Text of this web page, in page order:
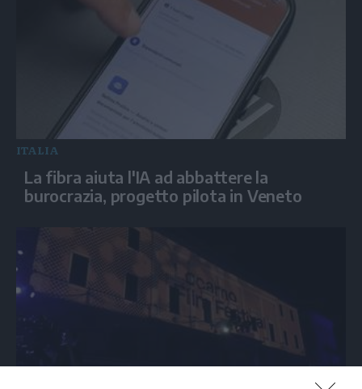
ITALIA
La fibra aiuta l'IA ad abbattere la
burocrazia, progetto pilota in Veneto